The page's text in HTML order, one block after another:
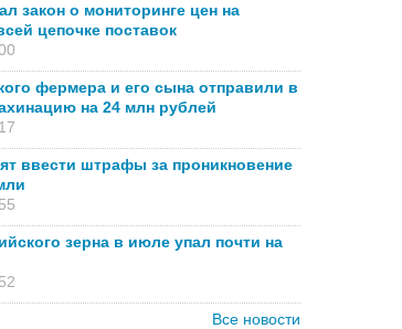
закон о мониторинге цен на
цепочке поставок
фермера и его сына отправили в
на 24 млн рублей
ввести штрафы за проникновение
зерна в июле упал почти на
Все новости